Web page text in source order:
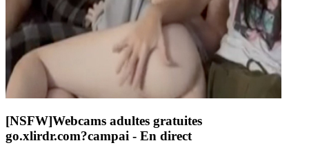
[NSFW]Webcams adultes gratuites
go.xlirdr.com?campai - En direct